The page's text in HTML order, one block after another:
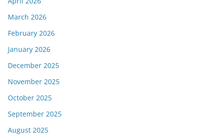
March 2026
February 2026
January 2026
December 2025
November 2025
October 2025
September 2025
August 2025